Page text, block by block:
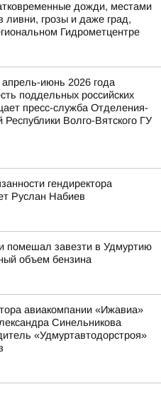
дожди, местами
ливни, грозы и даже град,
Гидрометцентре
июнь 2026 года
поддельных российских
пресс-служба Отделения-
Волго-Вятского ГУ
гендиректора
Руслан Набиев
помешал завезти в Удмуртию
объем бензина
авиакомпании «Ижавиа»
Синельникова
«Удмуртавтодорстроя»